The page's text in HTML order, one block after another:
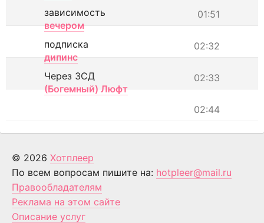
01:51
зависимость
вечером
02:32
подписка
дипинс
02:33
Через ЗСД
(Богемный) Люфт
02:44
© 2026 Хотплеер
По всем вопросам пишите на: hotpleer@mail.ru
Правообладателям
Реклама на этом сайте
Описание услуг